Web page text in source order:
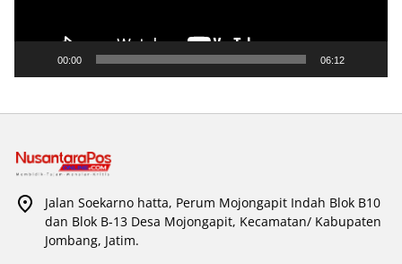
00:00 06:12
Jalan Soekarno hatta, Perum Mojongapit Indah Blok B10
dan Blok B-13 Desa Mojongapit, Kecamatan/ Kabupaten
Jombang, Jatim.